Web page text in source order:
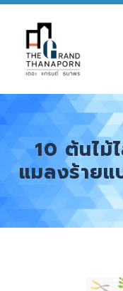
10 ต้นไม้
แมลงร้าย